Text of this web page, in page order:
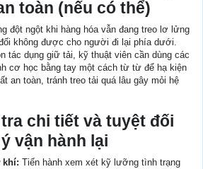
toàn (nếu có thể)
đột ngột khi hàng hóa vẫn đang treo lơ lửng
không được cho người đi lại phía dưới.
tác dụng giữ tải, kỹ thuật viên cần dùng các
cơ học bằng tay một cách từ từ để hạ kiện
an toàn, tránh treo tải quá lâu gây mỏi hệ
chi tiết và tuyệt đối
vận hành lại
khí: Tiến hành xem xét kỹ lưỡng tình trạng